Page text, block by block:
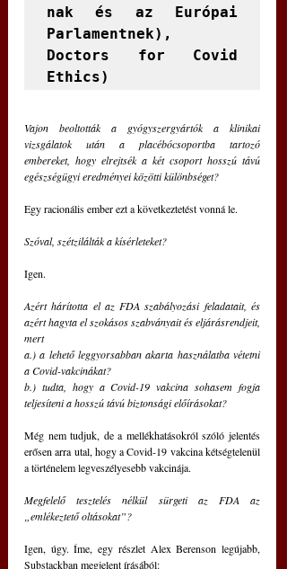
nak és az Európai
Parlamentnek),
Doctors for Covid
Ethics)
Vajon beoltották a gyógyszergyártók a klinikai
vizsgálatok után a placébócsoportba tartozó
embereket, hogy elrejtsék a két csoport hosszú távú
egészségügyi eredményei közötti különbséget?
Egy racionális ember ezt a következtetést vonná le.
Szóval, szétzilálták a kísérleteket?
Igen.
Azért hárította el az FDA szabályozási feladatait, és
azért hagyta el szokásos szabványait és eljárásrendjeit,
mert
a.) a lehető leggyorsabban akarta használatba vétetni
a Covid-vakcinákat?
b.) tudta, hogy a Covid-19 vakcina sohasem fogja
teljesíteni a hosszú távú biztonsági előírásokat?
Még nem tudjuk, de a mellékhatásokról szóló jelentés
erősen arra utal, hogy a Covid-19 vakcina kétségtelenül
a történelem legveszélyesebb vakcinája.
Megfelelő tesztelés nélkül sürgeti az FDA az
„emlékeztető oltásokat”?
Igen, úgy. Íme, egy részlet Alex Berenson legújabb,
Substackban megjelent írásából: